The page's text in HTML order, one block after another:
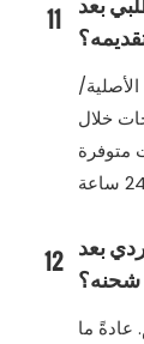
11
خلال
متوفرة
12 بعد
شحنه؟
عادةً ما